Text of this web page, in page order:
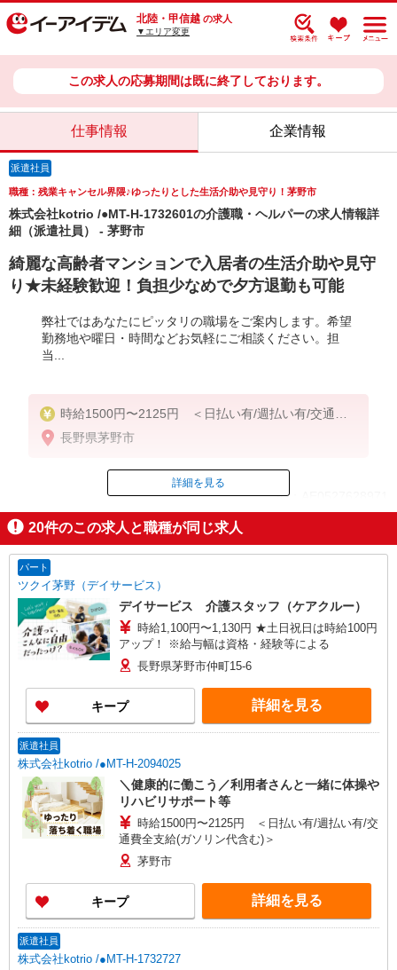
北陸・甲信越 の求人
▼エリア変更
この求人の応募期間は既に終了しております。
仕事情報 企業情報
派遣社員
職種：残業キャンセル界隈♪ゆったりとした生活介助や見守り！茅野市
株式会社kotrio /●MT-H-1732601の介護職・ヘルパーの求人情報詳
細（派遣社員） - 茅野市
綺麗な高齢者マンションで入居者の生活介助や見守
り★未経験歓迎！負担少なめで夕方退勤も可能
弊社ではあなたにピッタリの職場をご案内します。希望
勤務地や曜日・時間などお気軽にご相談ください。担
当...
時給1500円〜2125円 ＜日払い有/週払い有/交通費
全支給(ガソリン代含む)＞
長野県茅野市
ID：AE0527628971
掲載期間終了
詳細を見る
20件のこの求人と職種が同じ求人
パート
ツクイ茅野（デイサービス）
デイサービス 介護スタッフ（ケアクルー）
時給1,100円〜1,130円 ★土日祝日は時給100円
アップ！ ※給与幅は資格・経験等による
長野県茅野市仲町15-6
キープ 詳細を見る
派遣社員
株式会社kotrio /●MT-H-2094025
＼健康的に働こう／利用者さんと一緒に体操や
リハビリサポート等
時給1500円〜2125円 ＜日払い有/週払い有/交
通費全支給(ガソリン代含む)＞
茅野市
キープ 詳細を見る
派遣社員
株式会社kotrio /●MT-H-1732727